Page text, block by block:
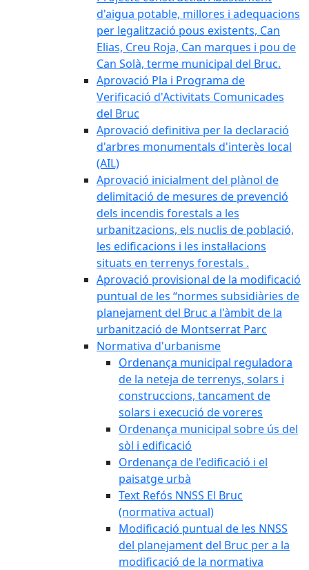
d'aigua potable, millores i adequacions
per legalització pous existents, Can
Elias, Creu Roja, Can marques i pou de
Can Solà, terme municipal del Bruc.
Aprovació Pla i Programa de
Verificació d'Activitats Comunicades
del Bruc
Aprovació definitiva per la declaració
d'arbres monumentals d'interès local
(AIL)
Aprovació inicialment del plànol de
delimitació de mesures de prevenció
dels incendis forestals a les
urbanitzacions, els nuclis de població,
les edificacions i les instal·lacions
situats en terrenys forestals .
Aprovació provisional de la modificació
puntual de les “normes subsidiàries de
planejament del Bruc a l'àmbit de la
urbanització de Montserrat Parc
Normativa d'urbanisme
Ordenança municipal reguladora
de la neteja de terrenys, solars i
construccions, tancament de
solars i execució de voreres
Ordenança municipal sobre ús del
sòl i edificació
Ordenança de l'edificació i el
paisatge urbà
Text Refós NNSS El Bruc
(normativa actual)
Modificació puntual de les NNSS
del planejament del Bruc per a la
modificació de la normativa